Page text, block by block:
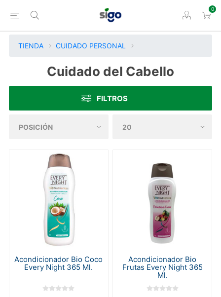
0
TIENDA CUIDADO PERSONAL
Cuidado del Cabello
FILTROS
Acondicionador Bio Coco
Every Night 365 Ml.
Acondicionador Bio
Frutas Every Night 365
Ml.